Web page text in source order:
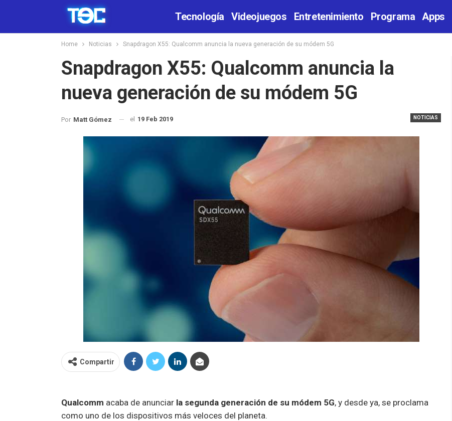
Tecnología Videojuegos Entretenimiento Programa Apps
Home Noticias Snapdragon X55: Qualcomm anuncia la nueva generación de su módem 5G
Snapdragon X55: Qualcomm anuncia la
nueva generación de su módem 5G
NOTICIAS
Por Matt Gómez el 19 Feb 2019
Compartir
Qualcomm acaba de anunciar la segunda generación de su módem 5G, y desde ya, se proclama
como uno de los dispositivos más veloces del planeta.